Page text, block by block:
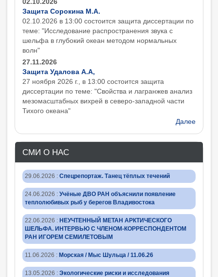
Защита Сорокина М.А.
02.10.2026 в 13:00 состоится защита диcсертации по
теме: "Исследование распространения звука с
шельфа в глубокий океан методом нормальных
волн"
27.11.2026
Защита Удалова А.А,
27 ноября 2026 г., в 13:00 состоится защита
диcсертации по теме: "Свойства и лагранжев анализ
мезомасштабных вихрей в северо-западной части
Тихого океана"
Далее
СМИ О НАС
29.06.2026 : Спецрепортаж. Танец тёплых течений
24.06.2026 : Учёные ДВО РАН объяснили появление
теплолюбивых рыб у берегов Владивостока
22.06.2026 : НЕУЧТЕННЫЙ МЕТАН АРКТИЧЕСКОГО
ШЕЛЬФА. ИНТЕРВЬЮ С ЧЛЕНОМ-КОРРЕСПОНДЕНТОМ
РАН ИГОРЕМ СЕМИЛЕТОВЫМ
11.06.2026 : Морская / Мыс Шульца / 11.06.26
13.05.2026 : Экологические риски и исследования